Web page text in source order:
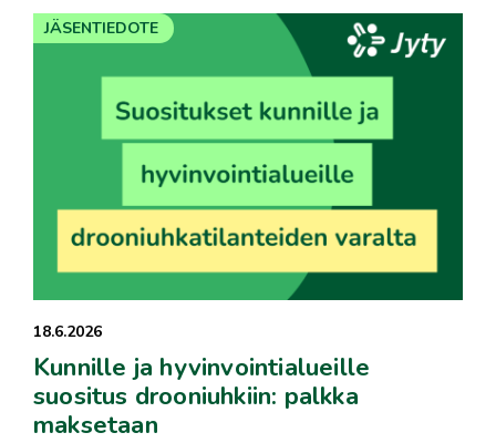
18.6.2026
Kunnille ja hyvinvointialueille
suositus drooniuhkiin: palkka
maksetaan
JÄSENTIEDOTE